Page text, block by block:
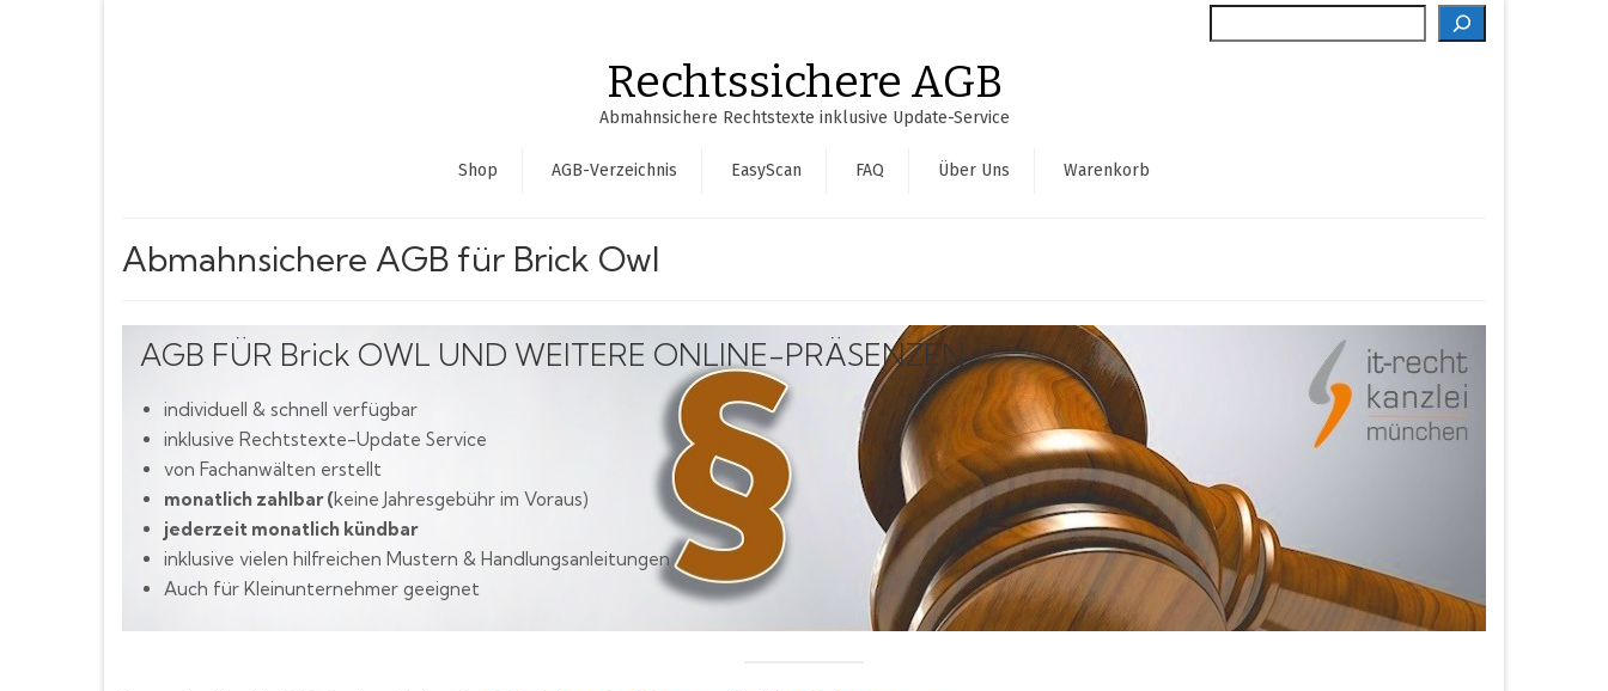
Suche
Rechtssichere AGB
Abmahnsichere Rechtstexte inklusive Update-Service
Shop AGB-Verzeichnis EasyScan FAQ Über Uns Warenkorb
Abmahnsichere AGB für Brick Owl
AGB FÜR Brick OWL UND WEITERE ONLINE-PRÄSENZEN
individuell & schnell verfügbar
inklusive Rechtstexte-Update Service
von Fachanwälten erstellt
monatlich zahlbar (keine Jahresgebühr im Voraus)
jederzeit monatlich kündbar
inklusive vielen hilfreichen Mustern & Handlungsanleitungen
Auch für Kleinunternehmer geeignet